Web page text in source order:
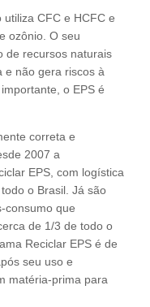
CFC e HCFC e
ozônio. O seu
de recursos naturais
e não gera riscos à
o EPS é
correta e
2007 a
EPS, com logística
o Brasil. Já são
consumo que
de 1/3 de todo o
Reciclar EPS é de
seu uso e
matéria-prima para